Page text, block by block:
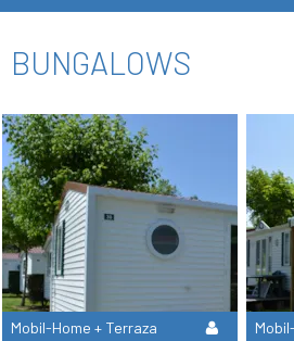
BUNGALOWS
Mobil-Home + Terraza